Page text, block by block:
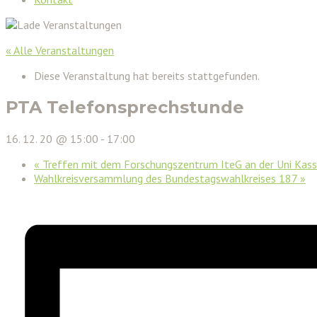
« Alle Veranstaltungen
Diese Veranstaltung hat bereits stattgefunden.
PTA Telefonsprechstunde
16. 12. 20 @ 15:00 - 17:00
« Treffen mit dem Forschungszentrum IteG an der Uni
Wahlkreisversammlung des Bundestagswahlkreises 187 »